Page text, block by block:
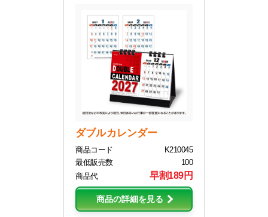
ダブルカレンダー
商品コード
K210045
最低販売数
100
商品代
早割189円
商品の詳細を見る